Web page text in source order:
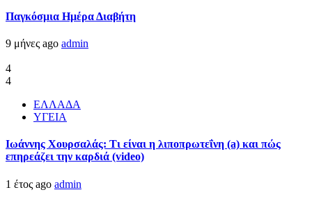
Παγκόσμια Ημέρα Διαβήτη
9 μήνες ago admin
4
4
ΕΛΛΑΔΑ
ΥΓΕΙΑ
Ιωάννης Χουρσαλάς: Τι είναι η λιποπρωτεΐνη (a) και πώς
επηρεάζει την καρδιά (video)
1 έτος ago admin